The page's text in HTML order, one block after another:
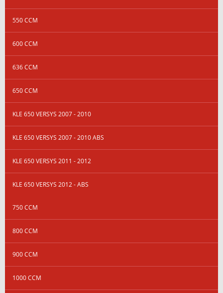
550 CCM
600 CCM
636 CCM
650 CCM
KLE 650 VERSYS 2007 - 2010
KLE 650 VERSYS 2007 - 2010 ABS
KLE 650 VERSYS 2011 - 2012
KLE 650 VERSYS 2012 - ABS
750 CCM
800 CCM
900 CCM
1000 CCM